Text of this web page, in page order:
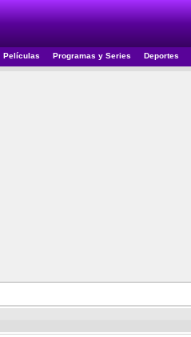
Películas Programas y Series Deportes